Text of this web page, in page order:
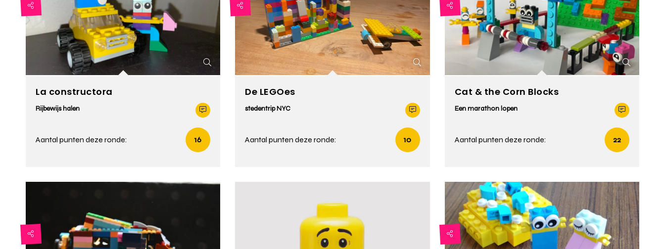
La constructora
Rijbewijs halen
Aantal punten deze ronde: 16
De LEGOes
stedentrip NYC
Aantal punten deze ronde: 10
Cat & the Corn Blocks
Een marathon lopen
Aantal punten deze ronde: 22